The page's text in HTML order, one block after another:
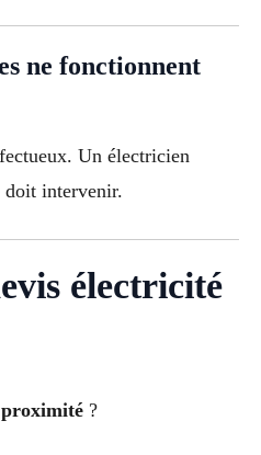
ne fonctionnent
Un électricien
doit intervenir.
électricité
?